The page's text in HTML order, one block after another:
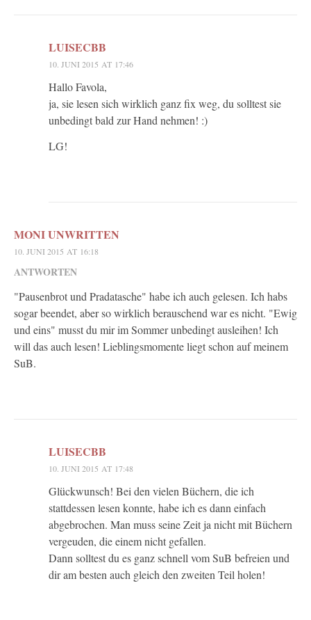
LUISECBB
10. JUNI 2015 AT 17:46
Hallo Favola,
ja, sie lesen sich wirklich ganz fix weg, du solltest sie
unbedingt bald zur Hand nehmen! :)
LG!
MONI UNWRITTEN
10. JUNI 2015 AT 16:18
ANTWORTEN
"Pausenbrot und Pradatasche" habe ich auch gelesen. Ich habs
sogar beendet, aber so wirklich berauschend war es nicht. "Ewig
und eins" musst du mir im Sommer unbedingt ausleihen! Ich
will das auch lesen! Lieblingsmomente liegt schon auf meinem
SuB.
LUISECBB
10. JUNI 2015 AT 17:48
Glückwunsch! Bei den vielen Büchern, die ich
stattdessen lesen konnte, habe ich es dann einfach
abgebrochen. Man muss seine Zeit ja nicht mit Büchern
vergeuden, die einem nicht gefallen.
Dann solltest du es ganz schnell vom SuB befreien und
dir am besten auch gleich den zweiten Teil holen!